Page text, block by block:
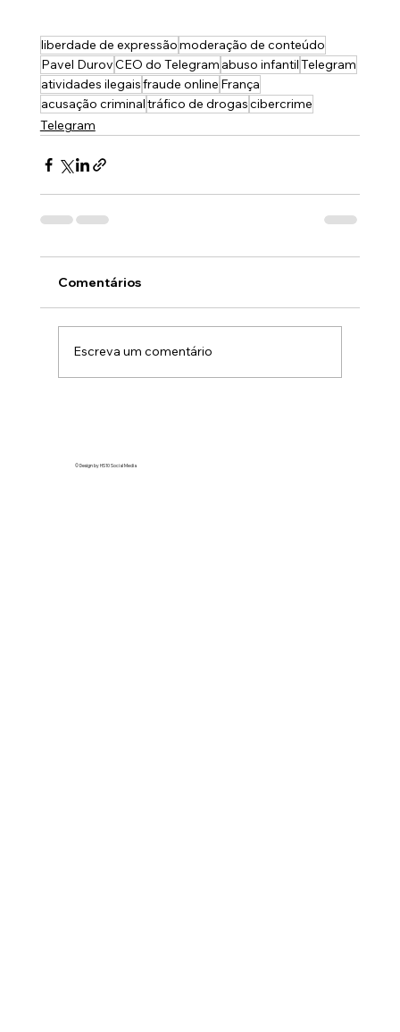
liberdade de expressãomoderação de conteúdo
Pavel DurovCEO do Telegram abuso infantilTelegram
atividades ilegaisfraude online França
acusação criminaltráfico de drogascibercrime
Telegram
Comentários
Escreva um comentário
© Design by HS10 Social Media